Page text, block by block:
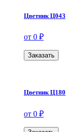
Цветник Ц043
от 0 ₽
Заказать
Цветник Ц180
от 0 ₽